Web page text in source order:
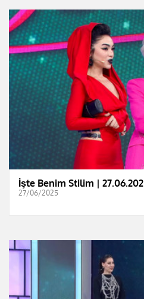
İşte Benim Stilim |
27/06/2025